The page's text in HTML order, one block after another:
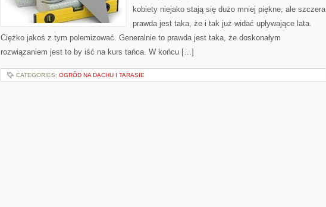
kobiety niejako stają się dużo mniej piękne, ale szczera
prawda jest taka, że i tak już widać upływające lata.
Ciężko jakoś z tym polemizować. Generalnie to prawda jest taka, że doskonałym
rozwiązaniem jest to by iść na kurs tańca. W końcu […]
CATEGORIES: OGRÓD NA DACHU I TARASIE